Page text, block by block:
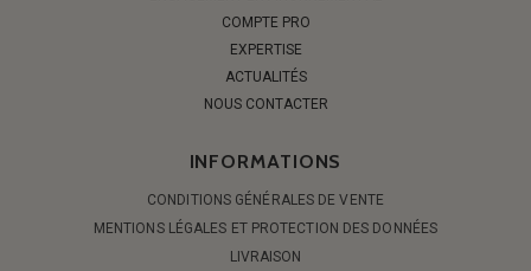
COMPTE PRO
EXPERTISE
ACTUALITÉS
NOUS CONTACTER
INFORMATIONS
CONDITIONS GÉNÉRALES DE VENTE
MENTIONS LÉGALES ET PROTECTION DES DONNÉES
LIVRAISON